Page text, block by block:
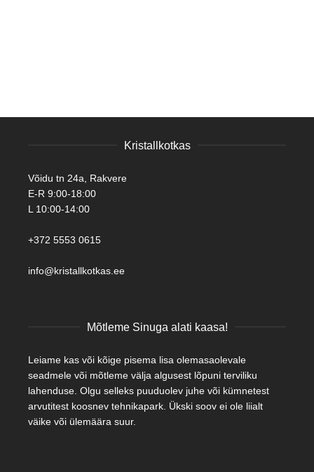
Kristallkotkas
Võidu tn 24a, Rakvere
E-R 9:00-18:00
L 10:00-14:00
+372 5553 0615
info@kristallkotkas.ee
Mõtleme Sinuga alati kaasa!
Leiame kas või kõige pisema lisa olemasaolevale
seadmele või mõtleme välja algusest lõpuni terviliku
lahenduse. Olgu selleks puuduolev juhe või kümnetest
arvutitest koosnev tehnikapark. Ükski soov ei ole liialt
väike või ülemäära suur.